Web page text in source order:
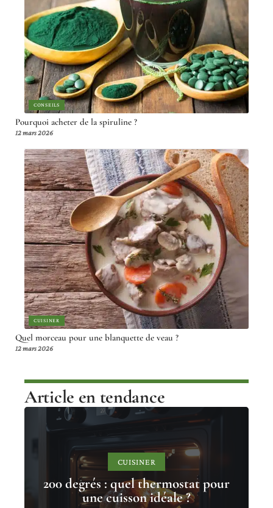
CONSEILS
Pourquoi acheter de la spiruline ?
12 mars 2026
CUISINER
Quel morceau pour une blanquette de veau ?
12 mars 2026
Article en tendance
CUISINER
200 degrés : quel thermostat pour
une cuisson idéale ?